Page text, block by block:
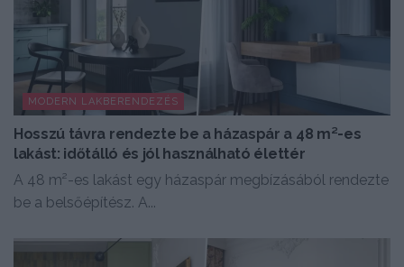
MODERN LAKBERENDEZÉS
Hosszú távra rendezte be a házaspár a 48 m²-es
lakást: időtálló és jól használható élettér
A 48 m²-es lakást egy házaspár megbízásából rendezte
be a belsőépítész. A...